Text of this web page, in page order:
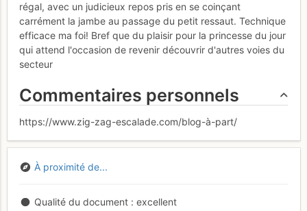
régal, avec un judicieux repos pris en se coinçant
carrément la jambe au passage du petit ressaut. Technique
efficace ma foi! Bref que du plaisir pour la princesse du jour
qui attend l'occasion de revenir découvrir d'autres voies du
secteur
Commentaires personnels
https://www.zig-zag-escalade.com/blog-à-part/
À proximité de...
Qualité du document
excellent